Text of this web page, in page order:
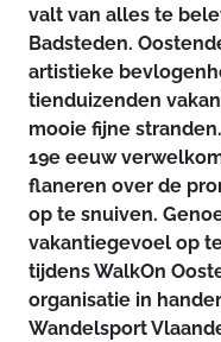
valt van alles te
Badsteden.
artistieke
tienduizenden
mooie fijne
19e eeuw
flaneren over de
op te snuiven.
vakantiegevoel op
tijdens WalkOn
organisatie in
Wandelsport